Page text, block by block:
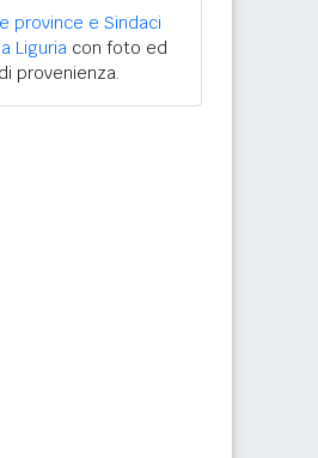
province e Sindaci
Liguria con foto ed
provenienza.